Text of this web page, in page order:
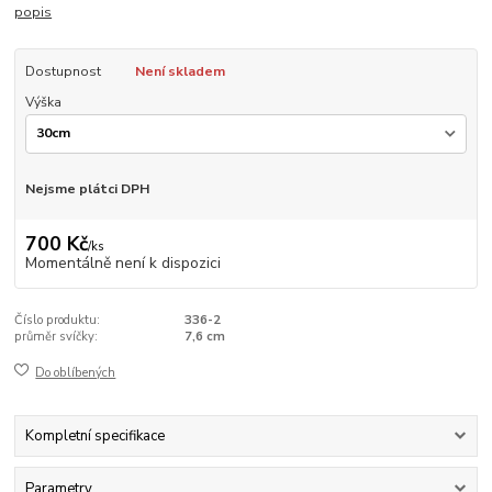
popis
Dostupnost
Není skladem
Výška
Nejsme plátci DPH
700 Kč/ks
Momentálně není k dispozici
Číslo produktu:
336-2
průměr svíčky:
7,6 cm
Do oblíbených
Kompletní specifikace